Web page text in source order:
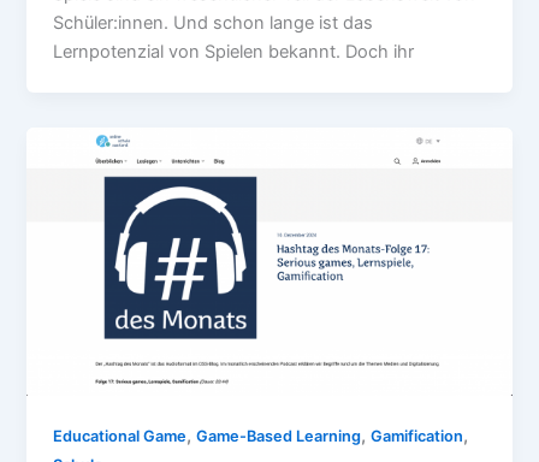
Schüler:innen. Und schon lange ist das
Lernpotenzial von Spielen bekannt. Doch ihr
Educational Game,Game-Based Learning,Gamification,